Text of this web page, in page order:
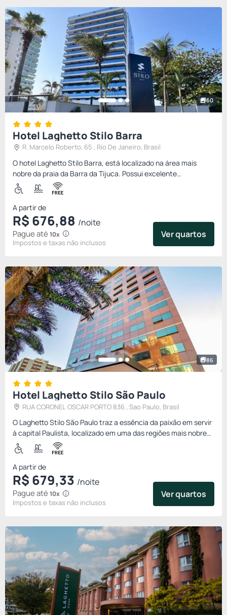
60
Hotel Laghetto Stilo Barra
R. Marcelo Roberto, 65 , Rio De Janeiro, Brasil
O hotel Laghetto Stilo Barra, está localizado na área mais
nobre da praia da Barra da Tijuca. Possui excelente
infraestrutura para bem atender e receber seus hóspedes. É
um hotel m...
A partir de
R$ 676,88 /noite
Impostos e taxas não inclusos
Pague até 10x Ver quartos
86
Hotel Laghetto Stilo São Paulo
RUA CORONEL OSCAR PORTO 836 , Sao Paulo, Brasil
O Laghetto Stilo São Paulo traz a essência da paixão em servir
à capital Paulista, localizado em uma das regiões mais nobres
da cidade, ele fica próximo ao Parque do Ibirapuera, Av...
A partir de
R$ 679,33 /noite
Impostos e taxas não inclusos
Pague até 10x Ver quartos